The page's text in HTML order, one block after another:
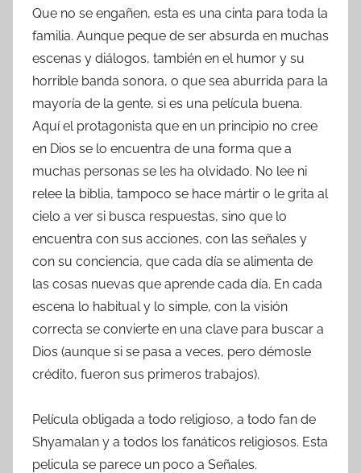
Que no se engañen, esta es una cinta para toda la
familia. Aunque peque de ser absurda en muchas
escenas y diálogos, también en el humor y su
horrible banda sonora, o que sea aburrida para la
mayoría de la gente, si es una película buena.
Aquí el protagonista que en un principio no cree
en Dios se lo encuentra de una forma que a
muchas personas se les ha olvidado. No lee ni
relee la biblia, tampoco se hace mártir o le grita al
cielo a ver si busca respuestas, sino que lo
encuentra con sus acciones, con las señales y
con su conciencia, que cada día se alimenta de
las cosas nuevas que aprende cada día. En cada
escena lo habitual y lo simple, con la visión
correcta se convierte en una clave para buscar a
Dios (aunque si se pasa a veces, pero démosle
crédito, fueron sus primeros trabajos).
Película obligada a todo religioso, a todo fan de
Shyamalan y a todos los fanáticos religiosos. Esta
pelicula se parece un poco a Señales.